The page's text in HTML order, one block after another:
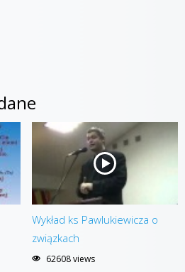
Wykład ks Pawlukiewicza o
związkach
62608 views